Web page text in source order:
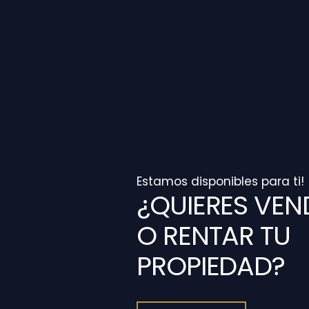
Estamos disponibles para ti!
¿QUIERES
O RENTAR TU
PROPIEDAD?